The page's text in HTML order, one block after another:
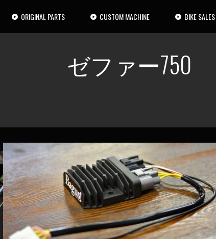
ORIGINAL PARTS CUSTOM MACHINE BIKE SALES
ゼファー750